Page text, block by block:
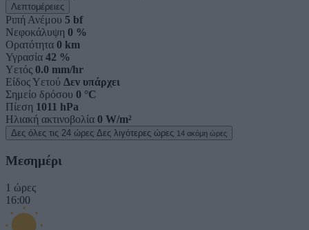
Λεπτομέρειες
Ριπή Ανέμου 5 bf
Νεφοκάλυψη 0 %
Ορατότητα 0 km
Υγρασία 42 %
Υετός 0.0 mm/hr
Είδος Υετού Δεν υπάρχει
Σημείο δρόσου 0 °C
Πίεση 1011 hPa
Ηλιακή ακτινοβολία 0 W/m²
Δες όλες τις 24 ώρες Δες λιγότερες ώρες 14 ακόμη ώρες
Μεσημέρι
1 ώρες
16:00